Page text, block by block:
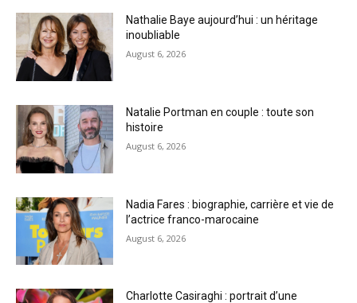
Nathalie Baye aujourd’hui : un héritage
inoubliable
August 6, 2026
Natalie Portman en couple : toute son
histoire
August 6, 2026
Nadia Fares : biographie, carrière et vie de
l’actrice franco-marocaine
August 6, 2026
Charlotte Casiraghi : portrait d’une